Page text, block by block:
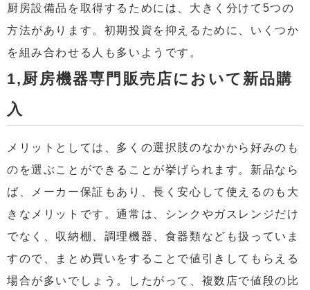
厨房設備品を取得するためには、大きく分けて5つの
方法があります。初期投資を抑えるために、いくつか
を組み合わせる人も多いようです。
1,厨房機器専門販売店において新品購
入
メリットとしては、多くの選択肢のなかから好みのも
のを選ぶことができることが挙げられます。新品なら
ば、メーカー保証もあり、長く安心して使えるのも大
きなメリットです。通常は、シンクやガスレンジだけ
でなく、収納棚、調理機器、食器類なども扱っていま
すので、まとめ買いをすることで値引きしてもらえる
場合が多いでしょう。したがって、複数店で値段の比